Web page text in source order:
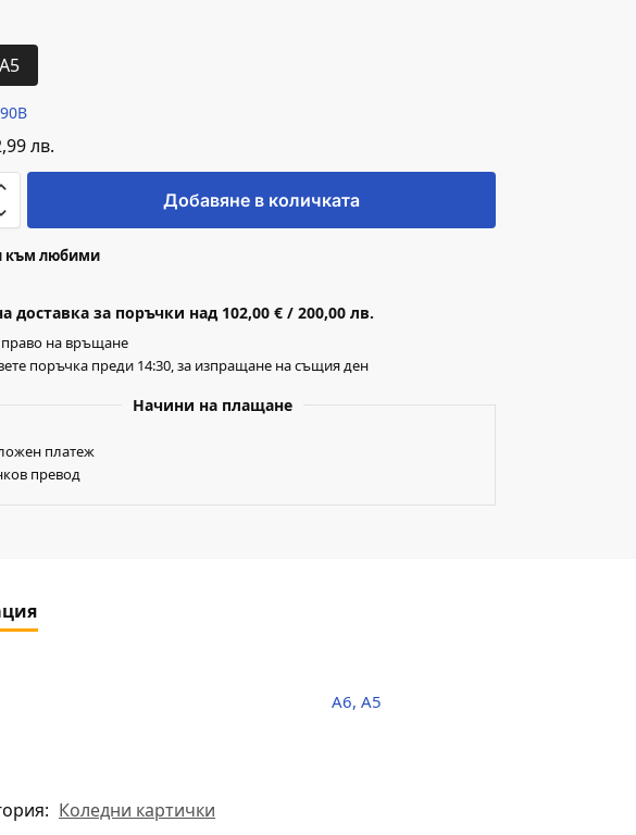
A5
лв.
Добавяне в количката
към любими
доставка за поръчки над 102,00 € / 200,00 лв.
на връщане
поръчка преди 14:30, за изпращане на същия ден
Начини на плащане
платеж
превод
A6, A5
Коледни картички